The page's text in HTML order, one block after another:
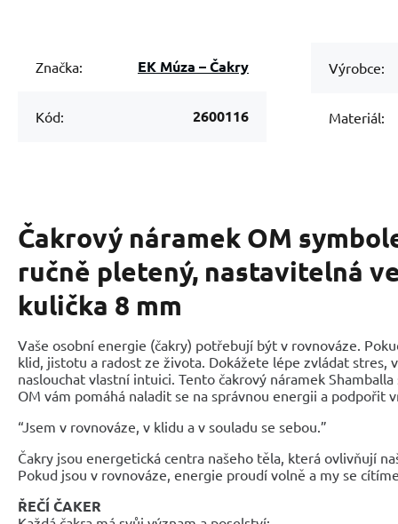
Značka: EK Múza – Čakry
Kód: 2600116
Výrobce:
Materiál:
Čakrový náramek OM
ručně pletený, nastavitelná
kulička 8 mm
Vaše osobní energie (čakry) potřebují být v rovnováze.
klid, jistotu a radost ze života. Dokážete lépe zvládat stres,
naslouchat vlastní intuici. Tento čakrový náramek
OM vám pomáhá naladit se na správnou energii a podpořit
“Jsem v rovnováze, v klidu a v souladu se sebou.”
Čakry jsou energetická centra našeho těla, která ovlivňují
Pokud jsou v rovnováze, energie proudí volně a my se
ŘEČÍ ČAKER